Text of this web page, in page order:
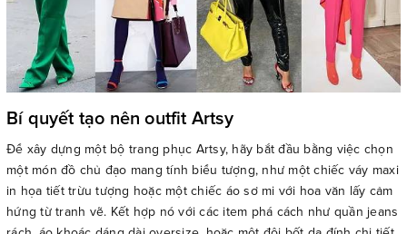
Bí quyết tạo nên outfit Artsy
Để xây dựng một bộ trang phục Artsy, hãy bắt đầu bằng việc chọn
một món đồ chủ đạo mang tính biểu tượng, như một chiếc váy maxi
in họa tiết trừu tượng hoặc một chiếc áo sơ mi với hoa văn lấy cảm
hứng từ tranh vẽ. Kết hợp nó với các item phá cách như quần jeans